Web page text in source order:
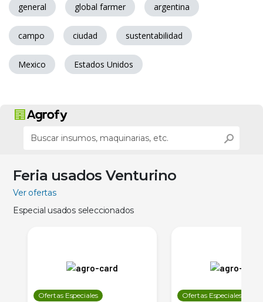
general global farmer argentina
campo ciudad sustentabilidad
Mexico Estados Unidos
Feria usados Venturino
Ver ofertas
Especial usados seleccionados
Ofertas Especiales Ofertas Especiales